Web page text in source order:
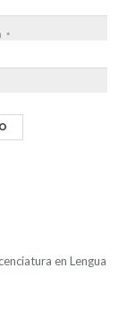
*
en Lengua